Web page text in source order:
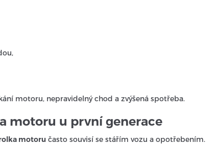
motoru, nepravidelný chod a zvýšená spotřeba.
motoru u první generace
motoru často souvisí se stářím vozu a opotřebením.